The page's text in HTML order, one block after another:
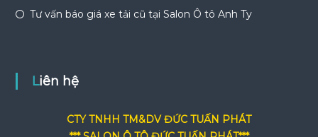
Tư vấn báo giá xe tải cũ tại Salon Ô tô Anh Ty
Liên hệ
CTY TNHH TM&DV ĐỨC TUẤN PHÁT